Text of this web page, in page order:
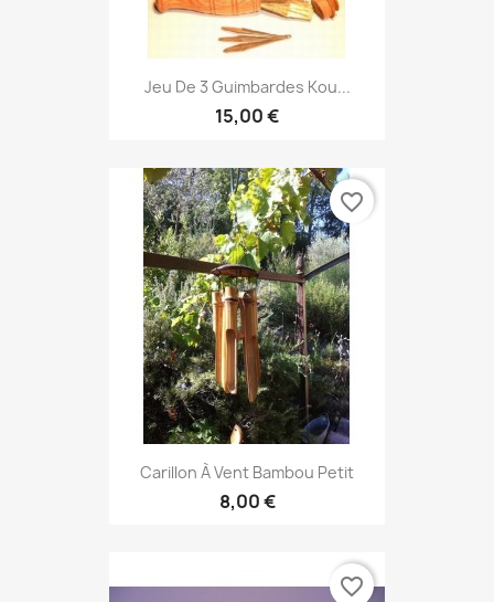
Jeu De 3 Guimbardes Kou...
15,00 €
Carillon À Vent Bambou Petit
8,00 €
favorite_border
favorite_border